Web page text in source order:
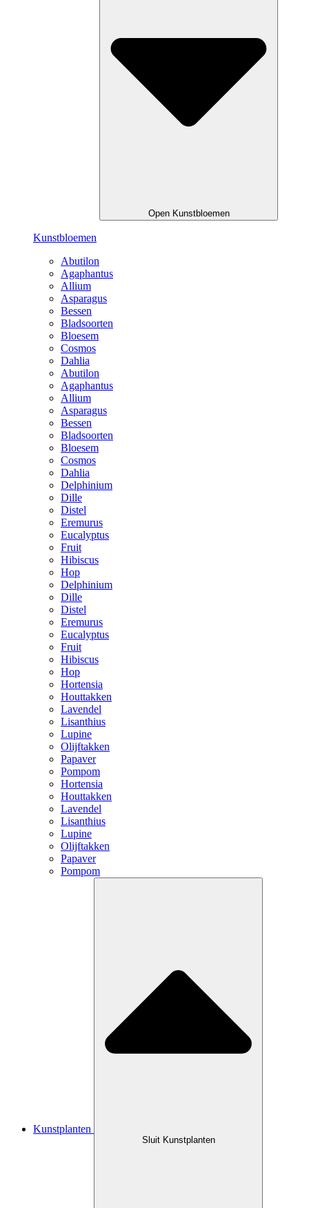
Open Kunstbloemen
Kunstbloemen
Abutilon
Agaphantus
Allium
Asparagus
Bessen
Bladsoorten
Bloesem
Cosmos
Dahlia
Abutilon
Agaphantus
Allium
Asparagus
Bessen
Bladsoorten
Bloesem
Cosmos
Dahlia
Delphinium
Dille
Distel
Eremurus
Eucalyptus
Fruit
Hibiscus
Hop
Delphinium
Dille
Distel
Eremurus
Eucalyptus
Fruit
Hibiscus
Hop
Hortensia
Houttakken
Lavendel
Lisanthius
Lupine
Olijftakken
Papaver
Pompom
Hortensia
Houttakken
Lavendel
Lisanthius
Lupine
Olijftakken
Papaver
Pompom
Kunstplanten
Sluit Kunstplanten